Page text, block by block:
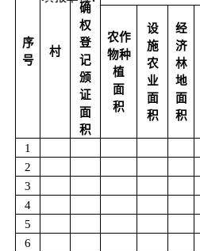
序
号
村
确
权
登
记
颁
证
面
积
农作
物种
植
面
积
设
施
农
业
面
积
经
济
林
地
面
积
1
2
3
4
5
6